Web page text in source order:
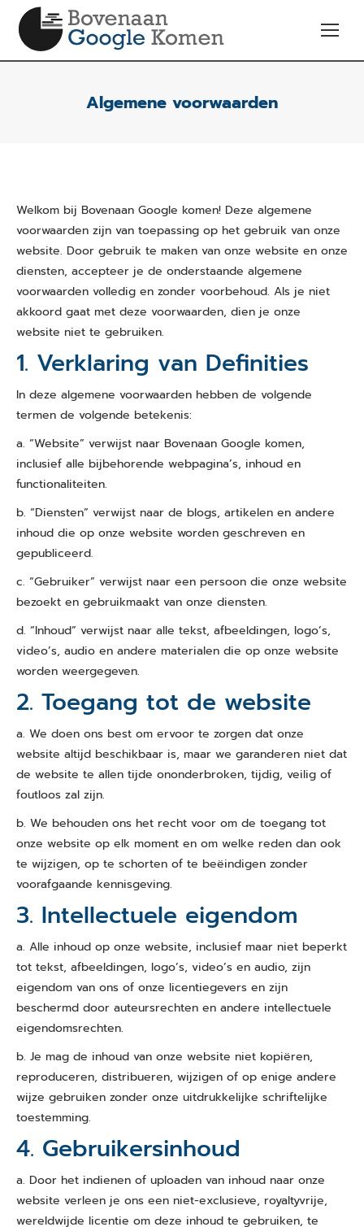
Algemene voorwaarden
Welkom bij Bovenaan Google komen! Deze algemene
voorwaarden zijn van toepassing op het gebruik van onze
website. Door gebruik te maken van onze website en onze
diensten, accepteer je de onderstaande algemene
voorwaarden volledig en zonder voorbehoud. Als je niet
akkoord gaat met deze voorwaarden, dien je onze
website niet te gebruiken.
1. Verklaring van Definities
In deze algemene voorwaarden hebben de volgende
termen de volgende betekenis:
a. “Website” verwijst naar Bovenaan Google komen,
inclusief alle bijbehorende webpagina’s, inhoud en
functionaliteiten.
b. “Diensten” verwijst naar de blogs, artikelen en andere
inhoud die op onze website worden geschreven en
gepubliceerd.
c. “Gebruiker” verwijst naar een persoon die onze website
bezoekt en gebruikmaakt van onze diensten.
d. “Inhoud” verwijst naar alle tekst, afbeeldingen, logo’s,
video’s, audio en andere materialen die op onze website
worden weergegeven.
2. Toegang tot de website
a. We doen ons best om ervoor te zorgen dat onze
website altijd beschikbaar is, maar we garanderen niet dat
de website te allen tijde ononderbroken, tijdig, veilig of
foutloos zal zijn.
b. We behouden ons het recht voor om de toegang tot
onze website op elk moment en om welke reden dan ook
te wijzigen, op te schorten of te beëindigen zonder
voorafgaande kennisgeving.
3. Intellectuele eigendom
a. Alle inhoud op onze website, inclusief maar niet beperkt
tot tekst, afbeeldingen, logo’s, video’s en audio, zijn
eigendom van ons of onze licentiegevers en zijn
beschermd door auteursrechten en andere intellectuele
eigendomsrechten.
b. Je mag de inhoud van onze website niet kopiëren,
reproduceren, distribueren, wijzigen of op enige andere
wijze gebruiken zonder onze uitdrukkelijke schriftelijke
toestemming.
4. Gebruikersinhoud
a. Door het indienen of uploaden van inhoud naar onze
website verleen je ons een niet-exclusieve, royaltyvrije,
wereldwijde licentie om deze inhoud te gebruiken, te